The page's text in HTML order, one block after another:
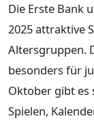
Die Erste Bank
2025 attraktive
Altersgruppen.
besonders für
Oktober gibt es
Spielen,